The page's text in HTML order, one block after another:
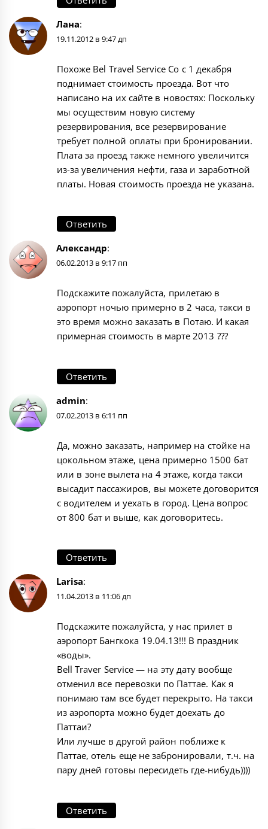
Лана:
19.11.2012 в 9:47 дп
Похоже Bel Travel Service Co с 1 декабря
поднимает стоимость проезда. Вот что
написано на их сайте в новостях: Поскольку
мы осуществим новую систему
резервирования, все резервирование
требует полной оплаты при бронировании.
Плата за проезд также немного увеличится
из-за увеличения нефти, газа и заработной
платы. Новая стоимость проезда не указана.
Ответить
Александр:
06.02.2013 в 9:17 пп
Подскажите пожалуйста, прилетаю в
аэропорт ночью примерно в 2 часа, такси в
это время можно заказать в Потаю. И какая
примерная стоимость в марте 2013 ???
Ответить
admin:
07.02.2013 в 6:11 пп
Да, можно заказать, например на стойке на
цокольном этаже, цена примерно 1500 бат
или в зоне вылета на 4 этаже, когда такси
высадит пассажиров, вы можете договорится
с водителем и уехать в город. Цена вопрос
от 800 бат и выше, как договоритесь.
Ответить
Larisa:
11.04.2013 в 11:06 дп
Подскажите пожалуйста, у нас прилет в
аэропорт Бангкока 19.04.13!!! В праздник
«воды».
Bell Traver Service — на эту дату вообще
отменил все перевозки по Паттае. Как я
понимаю там все будет перекрыто. На такси
из аэропорта можно будет доехать до
Паттаи?
Или лучше в другой район поближе к
Паттае, отель еще не забронировали, т.ч. на
пару дней готовы пересидеть где-нибудь))))
Ответить